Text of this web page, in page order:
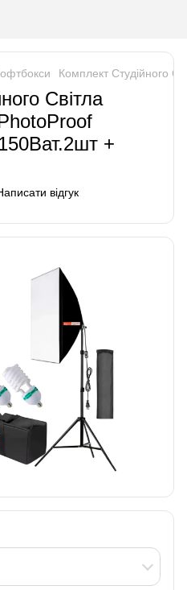
Комплект Студійного
Світла
+
відгук